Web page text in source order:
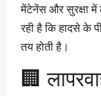
मेंटेनेंस और सुरक्षा में
रही है कि हादसे के
तय होती है।
🏢